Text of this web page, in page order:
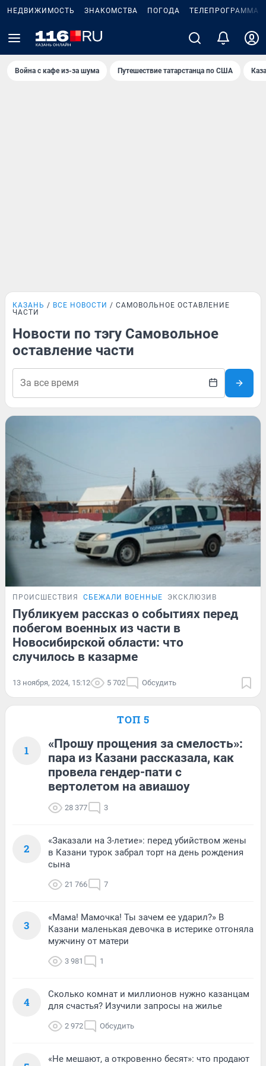
НЕДВИЖИМОСТЬ ЗНАКОМСТВА ПОГОДА ТЕЛЕПРОГРАММА
Война с кафе из-за шума Путешествие татарстанца по США
КАЗАНЬ ВСЕ НОВОСТИ
САМОВОЛЬНОЕ ОСТАВЛЕНИЕ
ЧАСТИ
Новости по тэгу Самовольное
оставление части
ПРОИСШЕСТВИЯ СБЕЖАЛИ ВОЕННЫЕ ЭКСКЛЮЗИВ
Публикуем рассказ о событиях перед
побегом военных из части в
Новосибирской области: что
случилось в казарме
13 ноября, 2024, 15:12 5 702 Обсудить
ТОП 5
1
«Прошу прощения за смелость»:
пара из Казани рассказала, как
провела гендер-пати с
вертолетом на авиашоу
28 377 3
2
«Заказали на 3-летие»: перед убийством жены
в Казани турок забрал торт на день рождения
сына
21 766 7
3
«Мама! Мамочка! Ты зачем ее ударил?» В
Казани маленькая девочка в истерике отгоняла
мужчину от матери
3 981 1
4
Сколько комнат и миллионов нужно казанцам
для счастья? Изучили запросы на жилье
2 972 Обсудить
«Не мешают, а откровенно бесят»: что продают